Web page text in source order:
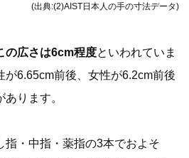
(出典:(2)AIST日本人の手の寸法データ)
の広さは6cm程度といわれていま
が6.65cm前後、女性が6.2cm前後
ります。
指・中指・薬指の3本でおよそ